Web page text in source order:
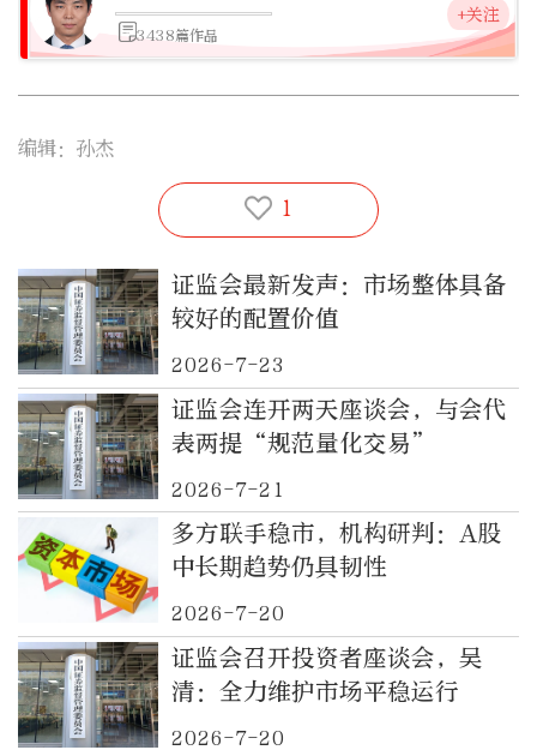
3438篇作品
+关注
编辑：孙杰
1
证监会最新发声：市场整体具备
较好的配置价值
2026-7-23
证监会连开两天座谈会，与会代
表两提“规范量化交易”
2026-7-21
多方联手稳市，机构研判：A股
中长期趋势仍具韧性
2026-7-20
证监会召开投资者座谈会，吴
清：全力维护市场平稳运行
2026-7-20